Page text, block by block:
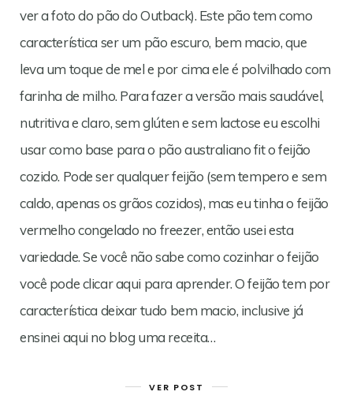
ver a foto do pão do Outback). Este pão tem como
característica ser um pão escuro, bem macio, que
leva um toque de mel e por cima ele é polvilhado com
farinha de milho. Para fazer a versão mais saudável,
nutritiva e claro, sem glúten e sem lactose eu escolhi
usar como base para o pão australiano fit o feijão
cozido. Pode ser qualquer feijão (sem tempero e sem
caldo, apenas os grãos cozidos), mas eu tinha o feijão
vermelho congelado no freezer, então usei esta
variedade. Se você não sabe como cozinhar o feijão
você pode clicar aqui para aprender. O feijão tem por
característica deixar tudo bem macio, inclusive já
ensinei aqui no blog uma receita…
VER POST